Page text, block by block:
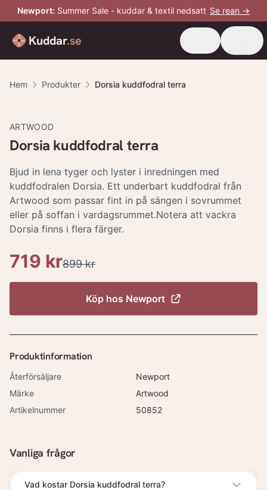
Newport: Summer Sale - kuddar & textil nedsatt Se rean →
Kuddar.se
Hem Produkter Dorsia kuddfodral terra
ARTWOOD
Dorsia kuddfodral terra
Bjud in lena tyger och lyster i inredningen med
kuddfodralen Dorsia. Ett underbart kuddfodral från
Artwood som passar fint in på sängen i sovrummet
eller på soffan i vardagsrummet.Notera att vackra
Dorsia finns i flera färger.
719 kr899 kr
Köp hos Newport
Produktinformation
Återförsäljare
Newport
Märke
Artwood
Artikelnummer
50852
Vanliga frågor
Vad kostar Dorsia kuddfodral terra?